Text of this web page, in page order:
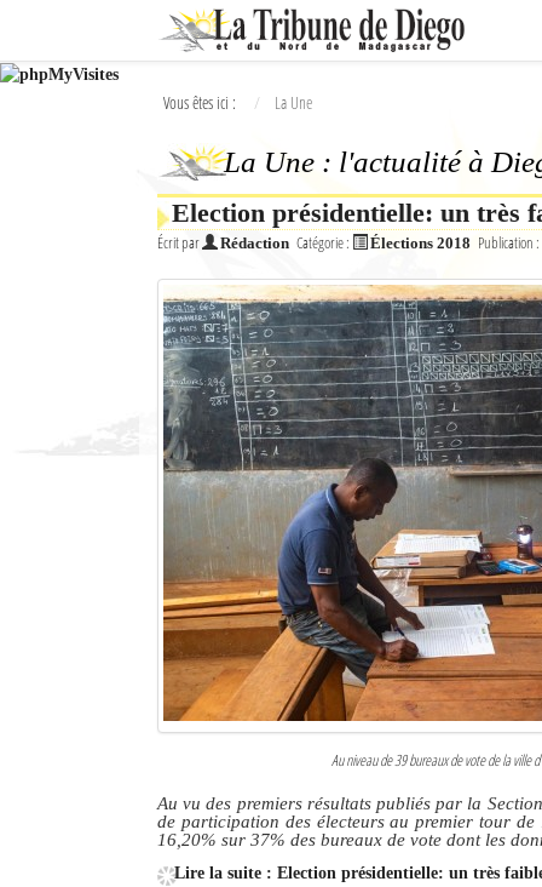
Ok
L'actualité à Diego Suarez
Le Nord de Madagascar
Vous êtes ici : La Une
La Une : l'actualité à
Election présidentielle: un très
Écrit par Rédaction Catégorie : Élections 2018 Publication :
Au niveau de 39 bureaux de vote de la ville
Au vu des premiers résultats publiés par la
de participation des électeurs au premier tour
16,20% sur 37% des bureaux de vote dont les
Lire la suite : Election présidentielle: un très